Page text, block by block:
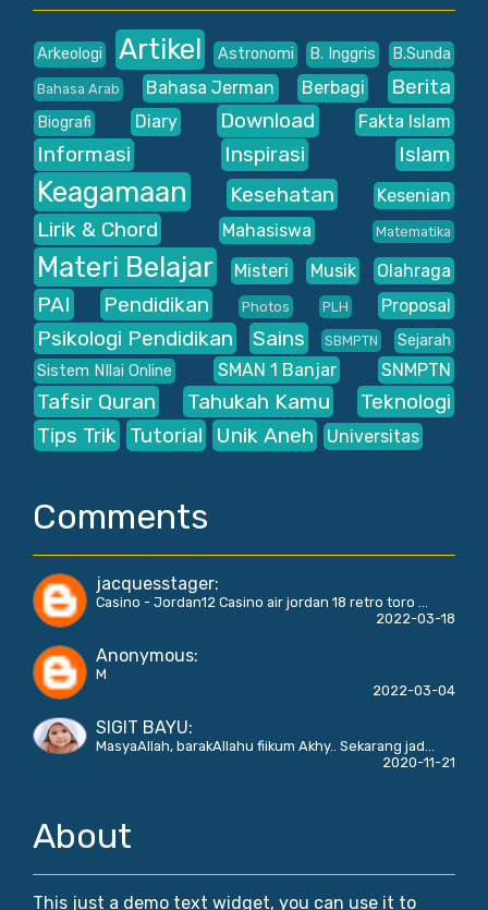
Arkeologi Artikel Astronomi B. Inggris B.Sunda
Bahasa Arab Bahasa Jerman Berbagi Berita
Biografi Diary Download Fakta Islam
Informasi Inspirasi Islam
Keagamaan Kesehatan Kesenian
Lirik & Chord Mahasiswa Matematika
Materi Belajar Misteri Musik Olahraga
PAI Pendidikan Photos PLH Proposal
Psikologi Pendidikan Sains SBMPTN
Sejarah
Sistem NIlai Online
SMAN 1 Banjar SNMPTN
Tafsir Quran Tahukah Kamu
Teknologi
Tips Trik Tutorial Unik Aneh Universitas
Comments
jacquesstager:
Casino - Jordan12 Casino air jordan 18 retro toro ...
2022-03-18
Anonymous:
M
2022-03-04
SIGIT BAYU:
MasyaAllah, barakAllahu fiikum Akhy.. Sekarang jad...
2020-11-21
About
This just a demo text widget, you can use it to